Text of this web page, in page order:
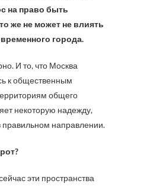
на право быть
же не может не влиять
города.
И то, что Москва
к общественным
общего
некоторую надежду,
направлении.
эти пространства